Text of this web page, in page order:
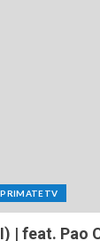
PRIMATETV
| feat. Pao